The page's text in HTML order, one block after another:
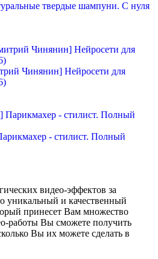
твердые шампуни. С нуля
Чинянин] Нейросети для
- стилист. Полный
видео-эффектов за
уникальный и качественный
принесет Вам множество
работы Вы сможете получить
Вы их можете сделать в